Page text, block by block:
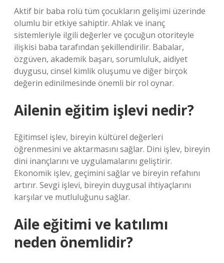
Aktif bir baba rolü tüm çocukların gelişimi üzerinde
olumlu bir etkiye sahiptir. Ahlak ve inanç
sistemleriyle ilgili değerler ve çocuğun otoriteyle
ilişkisi baba tarafından şekillendirilir. Babalar,
özgüven, akademik başarı, sorumluluk, aidiyet
duygusu, cinsel kimlik oluşumu ve diğer birçok
değerin edinilmesinde önemli bir rol oynar.
Ailenin eğitim işlevi nedir?
Eğitimsel işlev, bireyin kültürel değerleri
öğrenmesini ve aktarmasını sağlar. Dini işlev, bireyin
dini inançlarını ve uygulamalarını geliştirir.
Ekonomik işlev, geçimini sağlar ve bireyin refahını
artırır. Sevgi işlevi, bireyin duygusal ihtiyaçlarını
karşılar ve mutluluğunu sağlar.
Aile eğitimi ve katılımı
neden önemlidir?